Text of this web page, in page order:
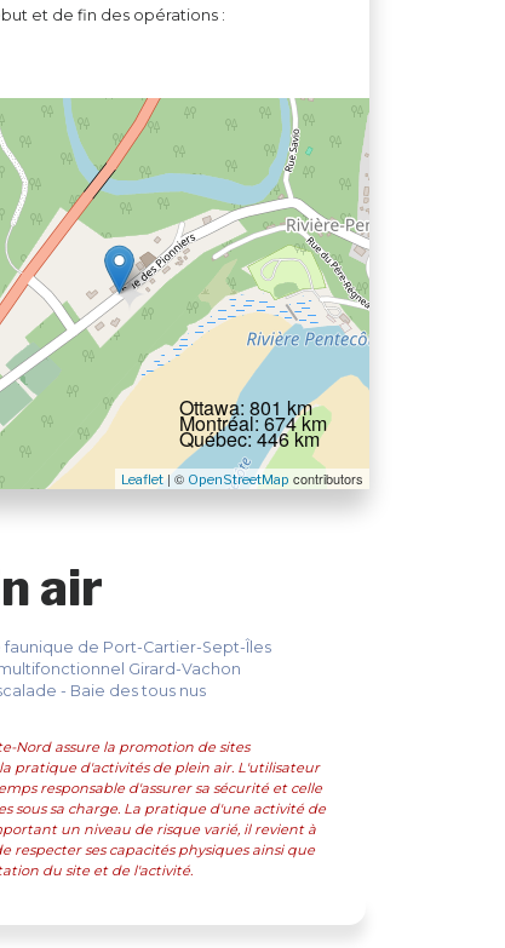
et de fin des opérations :
Leaflet | © OpenStreetMap contributors
Ottawa: 801 km
Montréal: 674 km
Québec: 446 km
air
faunique de Port-Cartier-Sept-Îles
Girard-Vachon
- Baie des tous nus
Nord assure la promotion de sites
pratique d'activités de plein air. L'utilisateur
responsable d'assurer sa sécurité et celle
sous sa charge. La pratique d'une activité de
un niveau de risque varié, il revient à
respecter ses capacités physiques ainsi que
du site et de l'activité.